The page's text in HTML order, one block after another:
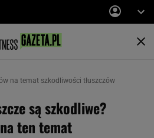
na temat szkodliwości tłuszczów
są szkodliwe?
ten temat